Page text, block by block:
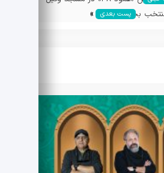
شدبخش «میراث
پست بعدی »